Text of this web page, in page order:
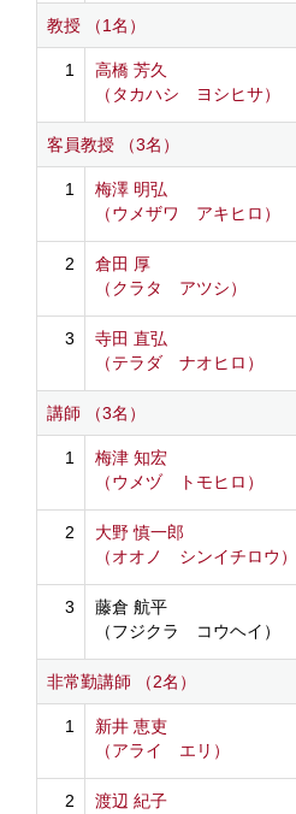
教授 （1名）
1
高橋 芳久
（タカハシ ヨシヒサ）
客員教授 （3名）
1
梅澤 明弘
（ウメザワ アキヒロ）
2
倉田 厚
（クラタ アツシ）
3
寺田 直弘
（テラダ ナオヒロ）
講師 （3名）
1
梅津 知宏
（ウメヅ トモヒロ）
2
大野 慎一郎
（オオノ シンイチロウ）
3
藤倉 航平
（フジクラ コウヘイ）
非常勤講師 （2名）
1
新井 恵吏
（アライ エリ）
2
渡辺 紀子